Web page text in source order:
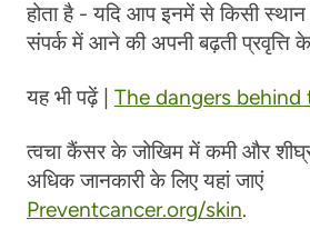
होता है - यदि आप इनमें से किसी स्थान
संपर्क में आने की अपनी बढ़ती प्रवृत्ति
यह भी पढ़ें | The dangers behind
त्वचा कैंसर के जोखिम में कमी और
अधिक जानकारी के लिए यहां जाएं
Preventcancer.org/skin.